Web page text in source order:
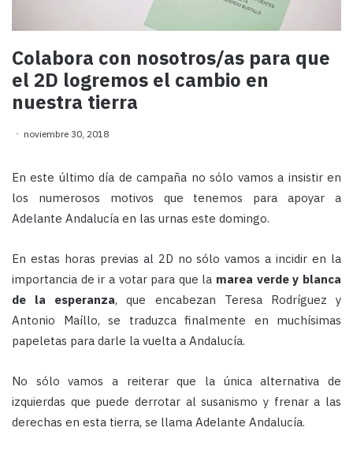
Colabora con nosotros/as para que
el 2D logremos el cambio en
nuestra tierra
noviembre 30, 2018
En este último día de campaña no sólo vamos a insistir en
los numerosos motivos que tenemos para apoyar a
Adelante Andalucía en las urnas este domingo.
En estas horas previas al 2D no sólo vamos a incidir en la
importancia de ir a votar para que la marea verde y blanca
de la esperanza, que encabezan Teresa Rodríguez y
Antonio Maíllo, se traduzca finalmente en muchísimas
papeletas para darle la vuelta a Andalucía.
No sólo vamos a reiterar que la única alternativa de
izquierdas que puede derrotar al susanismo y frenar a las
derechas en esta tierra, se llama Adelante Andalucía.